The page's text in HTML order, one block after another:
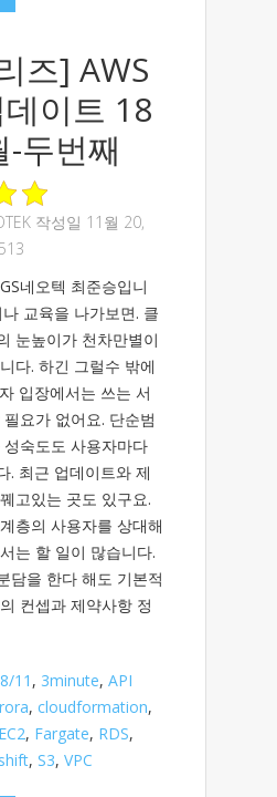
즈] AWS
이트 18
-두번째
작성일 11월 20,
네오텍 최준승입니
교육을 나가보면. 클
눈높이가 천차만별이
다. 하긴 그럴수 밖에
입장에서는 쓰는 서
요가 없어요. 단순범
숙도도 사용자마다
. 최근 업데이트와 제
고있는 곳도 있구요.
층의 사용자를 상대해
는 할 일이 많습니다.
담을 한다 해도 기본적
컨셉과 제약사항 정
11 , 3minute, API
, cloudformation,
EC2, Fargate, RDS,
, S3, VPC